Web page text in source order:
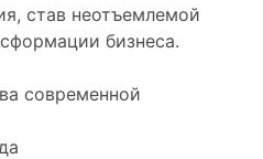
став неотъемлемой
бизнеса.
современной